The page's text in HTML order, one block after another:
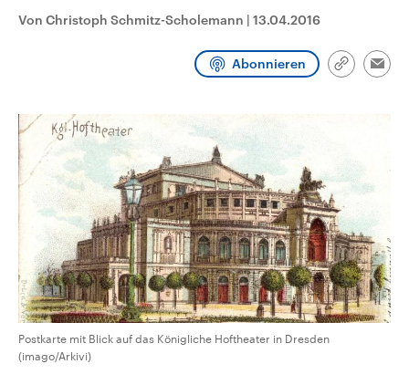
Von Christoph Schmitz-Scholemann | 13.04.2016
Abonnieren
Link
Postkarte mit Blick auf das Königliche Hoftheater in Dresden
(imago/Arkivi)